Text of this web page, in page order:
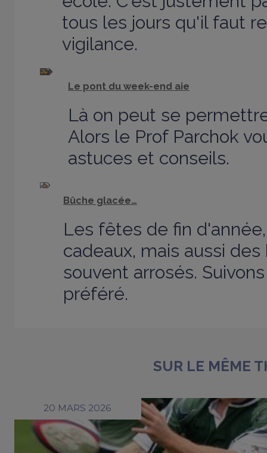
tous les jours qu'il faut
vigilance.
Le pont du week-end aie
Là on peut se
Alors le Prof Parchok
astuces et conseils.
Bûche glacée…
Les fêtes de fin
cadeaux, mais aussi
souvent arrosés.
préféré.
SUR LE MÊME
20 MARS 2026